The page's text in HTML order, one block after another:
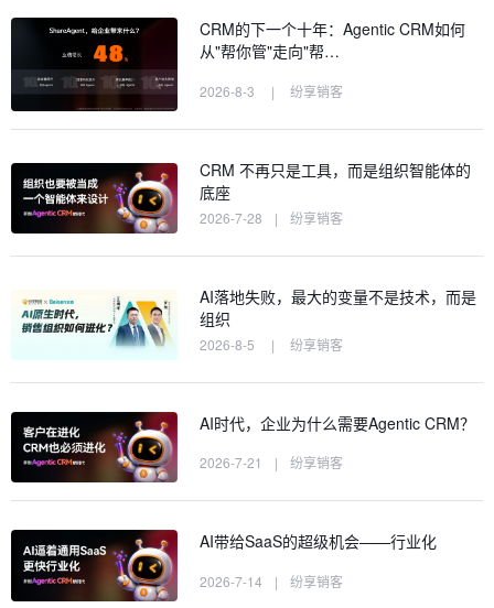
CRM的下一个十年：Agentic CRM如何
从"帮你管"走向"帮…
2026-8-3 | 纷享销客
CRM 不再只是工具，而是组织智能体的
底座
2026-7-28 | 纷享销客
AI落地失败，最大的变量不是技术，而是
组织
2026-8-5 | 纷享销客
AI时代，企业为什么需要Agentic CRM？
2026-7-21 | 纷享销客
AI带给SaaS的超级机会——行业化
2026-7-14 | 纷享销客